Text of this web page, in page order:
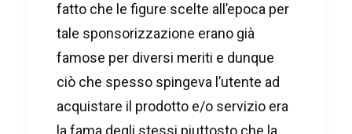
fatto che le figure scelte all’epoca per
tale sponsorizzazione erano già
famose per diversi meriti e dunque
ciò che spesso spingeva l’utente ad
acquistare il prodotto e/o servizio era
la fama degli stessi piuttosto che la